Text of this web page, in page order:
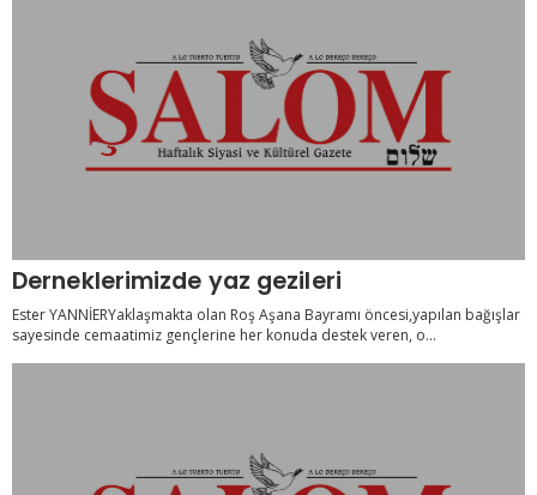
Derneklerimizde yaz gezileri
Ester YANNİERYaklaşmakta olan Roş Aşana Bayramı öncesi,yapılan bağışlar
sayesinde cemaatimiz gençlerine her konuda destek veren, o...